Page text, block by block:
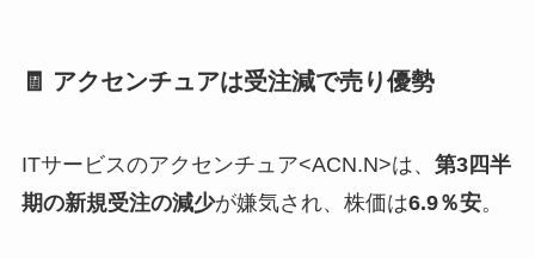
🧾 アクセンチュアは受注減で売り優勢
ITサービスのアクセンチュア<ACN.N>は、 第3四半
期の新規受注の減少が嫌気され、株価は6.9％安。